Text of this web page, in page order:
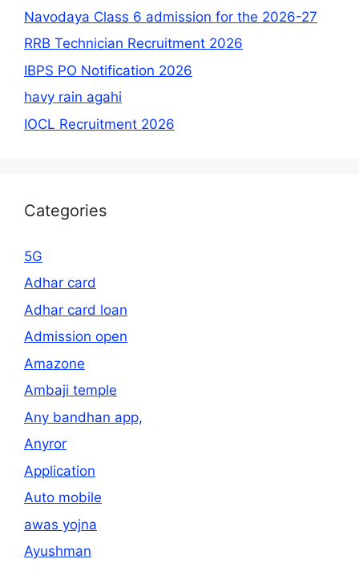
Navodaya Class 6 admission for the 2026-27
RRB Technician Recruitment 2026
IBPS PO Notification 2026
havy rain agahi
IOCL Recruitment 2026
Categories
5G
Adhar card
Adhar card loan
Admission open
Amazone
Ambaji temple
Any bandhan app,
Anyror
Application
Auto mobile
awas yojna
Ayushman